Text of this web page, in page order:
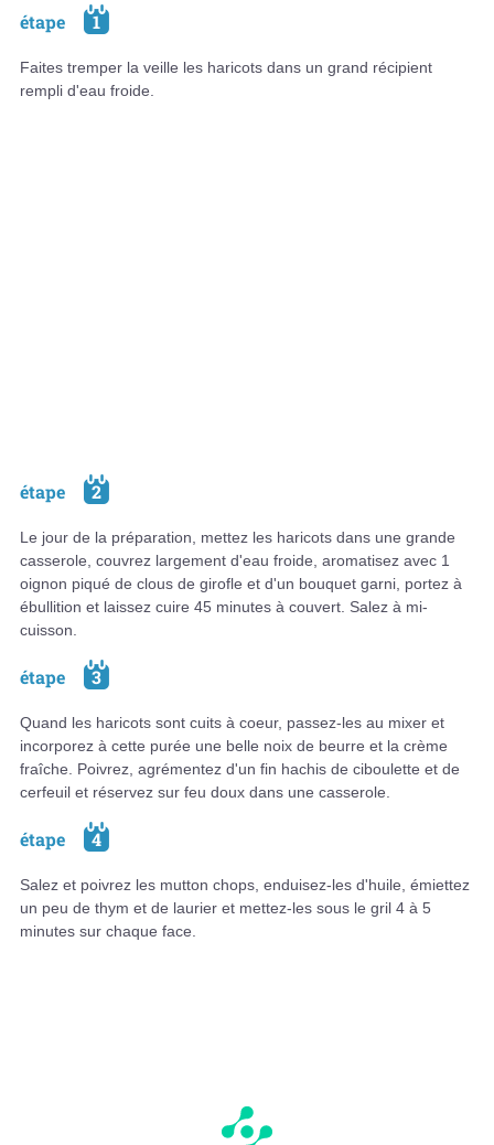
étape 1
Faites tremper la veille les haricots dans un grand récipient
rempli d'eau froide.
étape 2
Le jour de la préparation, mettez les haricots dans une grande
casserole, couvrez largement d'eau froide, aromatisez avec 1
oignon piqué de clous de girofle et d'un bouquet garni, portez à
ébullition et laissez cuire 45 minutes à couvert. Salez à mi-
cuisson.
étape 3
Quand les haricots sont cuits à coeur, passez-les au mixer et
incorporez à cette purée une belle noix de beurre et la crème
fraîche. Poivrez, agrémentez d'un fin hachis de ciboulette et de
cerfeuil et réservez sur feu doux dans une casserole.
étape 4
Salez et poivrez les mutton chops, enduisez-les d'huile, émiettez
un peu de thym et de laurier et mettez-les sous le gril 4 à 5
minutes sur chaque face.